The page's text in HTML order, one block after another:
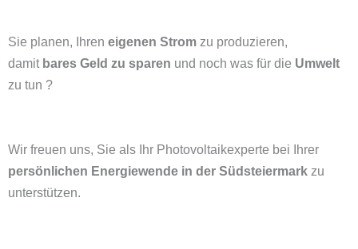
Sie planen, Ihren eigenen Strom zu produzieren,
damit bares Geld zu sparen und noch was für die Umwelt
zu tun ?
Wir freuen uns, Sie als Ihr Photovoltaikexperte bei Ihrer
persönlichen Energiewende in der Südsteiermark zu
unterstützen.